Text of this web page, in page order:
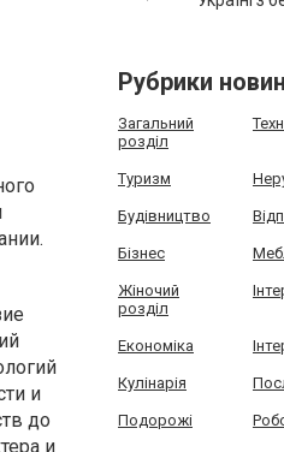
и
до
и
Рубрики новин
Загальний
розділ
Туризм
Будівництво
Бізнес
Жіночий
розділ
Економіка
Кулінарія
Подорожі